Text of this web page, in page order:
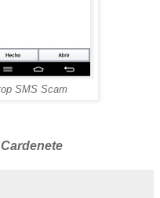
SMS Scam